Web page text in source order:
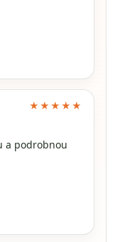
★★★★★
a podrobnou